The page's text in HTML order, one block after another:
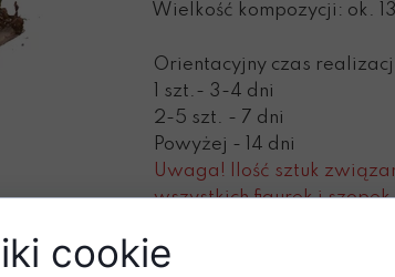
Orientacyjny czas
1 szt.- 3-4 dni
2-5 szt. - 7 dni
Powyżej - 14 dni
Uwaga! Ilość sztuk
wszystkich figurek i
tj. jeśli zamówisz np. 1
czas realizacji
Wielkość kompozycji: ok. 13
cookie